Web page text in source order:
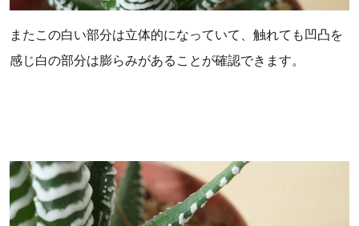
またこの白い部分は立体的になっていて、触れても凹凸を
感じ白の部分は膨らみがあることが確認できます。